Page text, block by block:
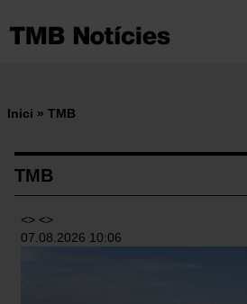
contingut
d'ariadna
Inici TMB
TMB
<> <>
07.08.2026 10:06